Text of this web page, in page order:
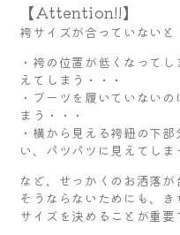
【Attention!!】
袴サイズが合っていないと
・袴の位置が低くなって
えてしまう・・・
・ブーツを履いていない
まう・・・
・横から見える袴紐の下
い、パツパツに見えてしま
など、せっかくのお洒落が
そうならないためにも、
サイズを決めることが重要